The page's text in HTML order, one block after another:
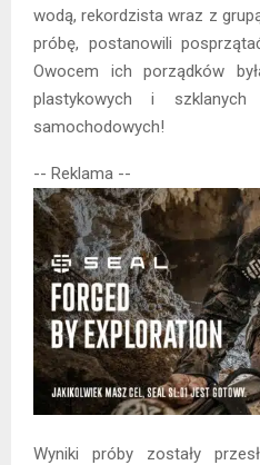
wodą, rekordzista wraz z
próbę, postanowili
Owocem ich porządków
plastykowych i
samochodowych!
-- Reklama --
Wyniki próby zostały